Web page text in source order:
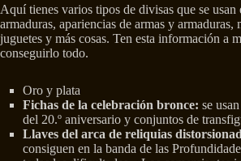
Aquí tienes varios tipos de divisas que se
armaduras, apariencias de armas y armaduras,
juguetes y más cosas. Ten esta información a
conseguirlo todo.
Oro y plata
Fichas de la celebración bronce: se
del 20.º aniversario y conjuntos de
Llaves del arca de reliquias
consiguen en la banda de las